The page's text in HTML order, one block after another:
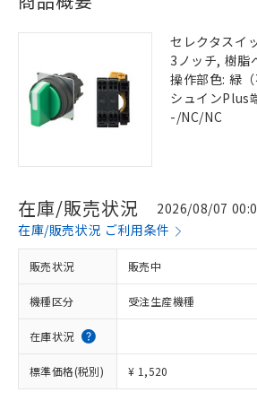
セレクタスイ
3ノッチ, 樹脂
操作部色: 緑
シュインPlus
-/NC/NC
在庫/販売状況
2026/08/07
在庫/販売状況 ご利用条件
販売状況 販売中
機種区分 受注生産機種
在庫状況
標準価格(税別) ¥ 1,520